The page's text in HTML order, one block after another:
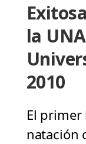
la
2010
El
natación